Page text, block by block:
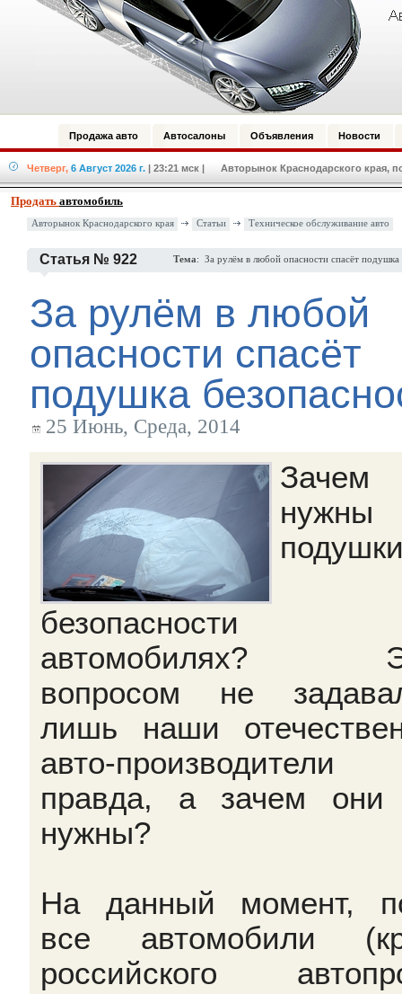
Продажа авто Автосалоны Объявления Новости
Четверг, 6 Август 2026 г. | 23:21 мск | Авторынок Краснодарского края,
Продать автомобиль
Авторынок Краснодарского края Статьи Техническое обслуживание авто
Статья № 922 Тема: За рулём в любой опасности спасёт подушка
За рулём в любой
опасности спасёт
подушка
25 Июнь, Среда, 2014
Зачем
нужны
автомобилях?
вопросом не
лишь наши
авто-
правда, а зачем они
нужны?
На данный момент,
все автомобили
российского